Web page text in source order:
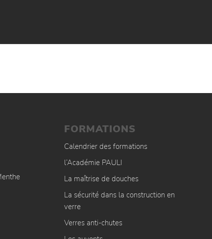
FORMATIONS
Calendrier des formations
l’Académie PAULI
La maîtrise de douches
La sécurité dans la construction en
verre
Verres anti-chutes